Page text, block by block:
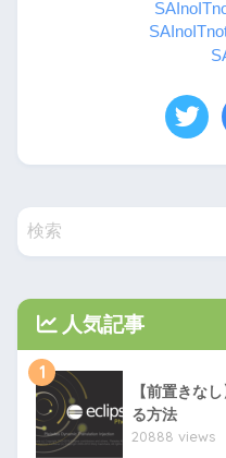
人気記事
1
【前置きな
る方法
20888 views